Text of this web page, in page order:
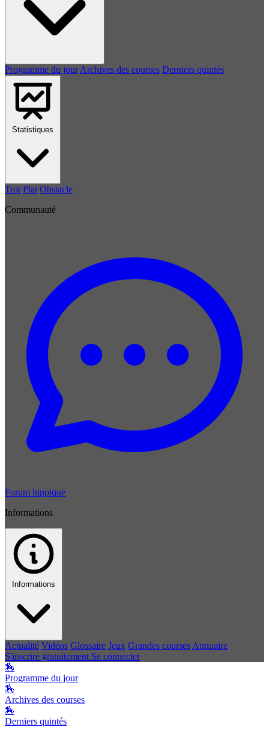
Programme du jour Archives des courses Derniers quintés
Statistiques
Trot Plat Obstacle
Communauté
Forum hippique
Informations
Informations
Actualité Vidéos Glossaire Jeux Grandes courses Annuaire
S'inscrire gratuitement Se connecter
🏇
Programme du jour
🏇
Archives des courses
🏇
Derniers quintés